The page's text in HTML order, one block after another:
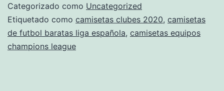
Categorizado como Uncategorized
Etiquetado como camisetas clubes 2020, camisetas
de futbol baratas liga española, camisetas equipos
champions league